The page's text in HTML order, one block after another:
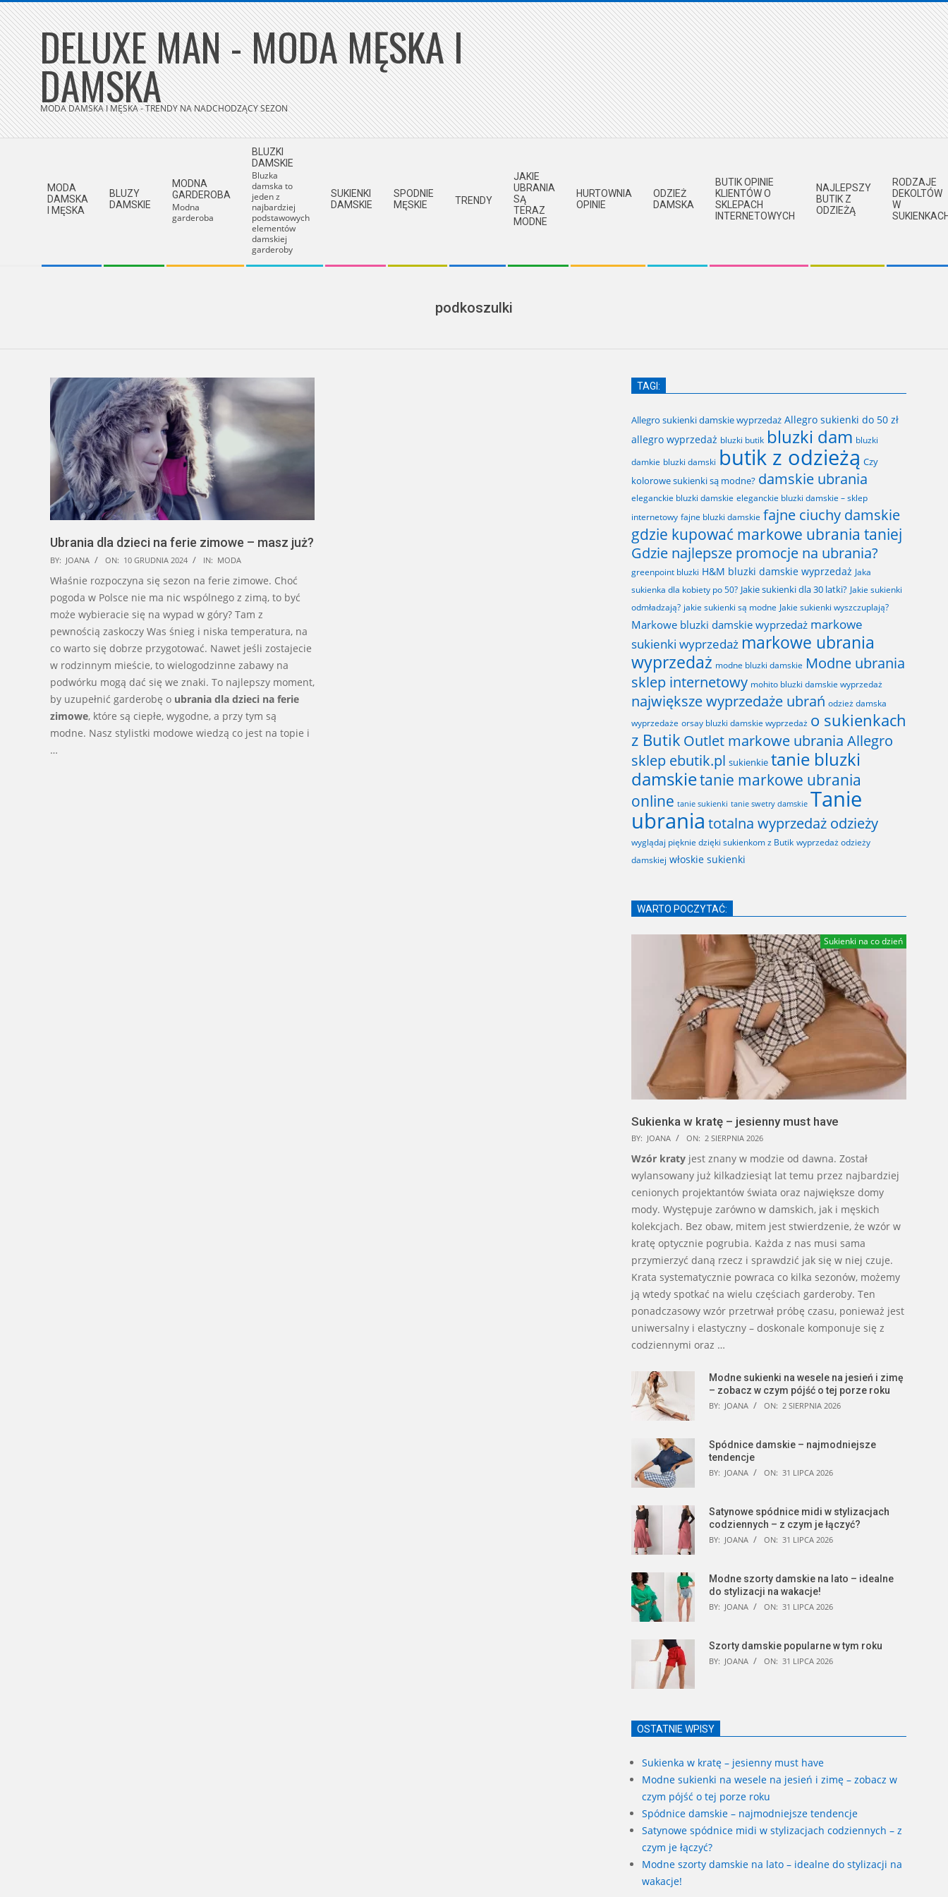
Skip
to
content DELUXE MAN - MODA MĘSKA I
DAMSKA
MODA DAMSKA I MĘSKA - TRENDY NA NADCHODZĄCY SEZON
MODA
DAMSKA
I MĘSKA
BLUZY
DAMSKIE
MODNA
GARDEROBA
Modna
garderoba
BLUZKI
DAMSKIE
Bluzka
damska to
jeden z
najbardziej
podstawowych
elementów
damskiej
garderoby
SUKIENKI
DAMSKIE
SPODNIE
MĘSKIE
TRENDY
JAKIE
UBRANIA
SĄ
TERAZ
MODNE
HURTOWNIA
OPINIE
ODZIEŻ
DAMSKA
BUTIK OPINIE
KLIENTÓW O
SKLEPACH
INTERNETOWYCH
NAJLEPSZY
BUTIK Z
ODZIEŻĄ
RODZAJE
DEKOLTÓW
W
podkoszulki
Ubrania dla dzieci na ferie zimowe – masz już?
2024-
12-
10
BY: JOANA ON: 10 GRUDNIA 2024 IN: MODA
Właśnie rozpoczyna się sezon na ferie zimowe. Choć
pogoda w Polsce nie ma nic wspólnego z zimą, to być
może wybieracie się na wypad w góry? Tam z
pewnością zaskoczy Was śnieg i niska temperatura, na
co warto się dobrze przygotować. Nawet jeśli zostajecie
w rodzinnym mieście, to wielogodzinne zabawy na
podwórku mogą dać się we znaki. To najlepszy moment,
by uzupełnić garderobę o ubrania dla dzieci na ferie
zimowe, które są ciepłe, wygodne, a przy tym są
modne. Nasz stylistki modowe wiedzą co jest na topie i
…
TAGI:
Allegro sukienki damskie wyprzedaż Allegro sukienki do 50 zł
allegro wyprzedaż bluzki butik bluzki dam bluzki
damkie bluzki damski butik z odzieżą Czy
kolorowe sukienki są modne? damskie ubrania
eleganckie bluzki damskie eleganckie bluzki damskie – sklep
internetowy fajne bluzki damskie fajne ciuchy damskie
gdzie kupować markowe ubrania taniej
Gdzie najlepsze promocje na ubrania?
greenpoint bluzki H&M bluzki damskie wyprzedaż Jaka
sukienka dla kobiety po 50? Jakie sukienki dla 30 latki? Jakie sukienki
odmładzają? jakie sukienki są modne Jakie sukienki wyszczuplają?
Markowe bluzki damskie wyprzedaż markowe
sukienki wyprzedaż markowe ubrania
wyprzedaż modne bluzki damskie Modne ubrania
sklep internetowy mohito bluzki damskie wyprzedaż
największe wyprzedaże ubrań odzież damska
wyprzedaże orsay bluzki damskie wyprzedaż o sukienkach
z Butik Outlet markowe ubrania Allegro
sklep ebutik.pl sukienkie tanie bluzki
damskietanie markowe ubrania
online tanie sukienki tanie swetry damskie Tanie
ubrania totalna wyprzedaż odzieży
wyglądaj pięknie dzięki sukienkom z Butik wyprzedaż odzieży
damskiej włoskie sukienki
WARTO POCZYTAĆ:
Sukienki na co dzień
Sukienka w kratę – jesienny must have
BY: JOANA ON: 2 SIERPNIA 2026
Wzór kraty jest znany w modzie od dawna. Został
wylansowany już kilkadziesiąt lat temu przez najbardziej
cenionych projektantów świata oraz największe domy
mody. Występuje zarówno w damskich, jak i męskich
kolekcjach. Bez obaw, mitem jest stwierdzenie, że wzór w
kratę optycznie pogrubia. Każda z nas musi sama
przymierzyć daną rzecz i sprawdzić jak się w niej czuje.
Krata systematycznie powraca co kilka sezonów, możemy
ją wtedy spotkać na wielu częściach garderoby. Ten
ponadczasowy wzór przetrwał próbę czasu, ponieważ jest
uniwersalny i elastyczny – doskonale komponuje się z
codziennymi oraz …
Modne sukienki na wesele na jesień i zimę
– zobacz w czym pójść o tej porze roku
BY: JOANA ON: 2 SIERPNIA 2026
Spódnice damskie – najmodniejsze
tendencje
BY: JOANA ON: 31 LIPCA 2026
Satynowe spódnice midi w stylizacjach
codziennych – z czym je łączyć?
BY: JOANA ON: 31 LIPCA 2026
Modne szorty damskie na lato – idealne
do stylizacji na wakacje!
BY: JOANA ON: 31 LIPCA 2026
Szorty damskie popularne w tym roku
BY: JOANA ON: 31 LIPCA 2026
OSTATNIE WPISY
Sukienka w kratę – jesienny must have
Modne sukienki na wesele na jesień i zimę – zobacz w
czym pójść o tej porze roku
Spódnice damskie – najmodniejsze tendencje
Satynowe spódnice midi w stylizacjach codziennych – z
czym je łączyć?
Modne szorty damskie na lato – idealne do stylizacji na
wakacje!